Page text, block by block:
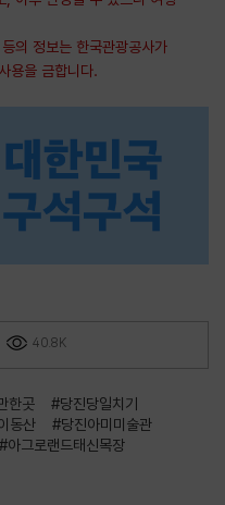
의 정보는 한국관광공사가
용을 금합니다.
40.8K
한곳
#당진당일치기
동산
#당진아미미술관
#아그로랜드태신목장